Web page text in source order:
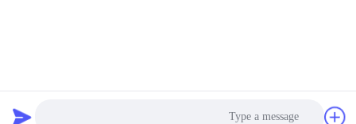
steelseamlesspipe.com . كل الحقوق محفوظة.